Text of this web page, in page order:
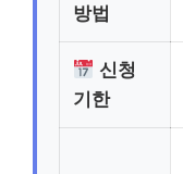
방법
신청
기한